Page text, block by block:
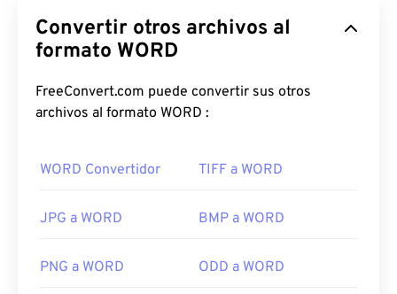
Convertir otros archivos al
formato WORD
FreeConvert.com puede convertir sus otros
archivos al formato WORD :
WORD Convertidor TIFF a WORD
JPG a WORD BMP a WORD
PNG a WORD ODD a WORD